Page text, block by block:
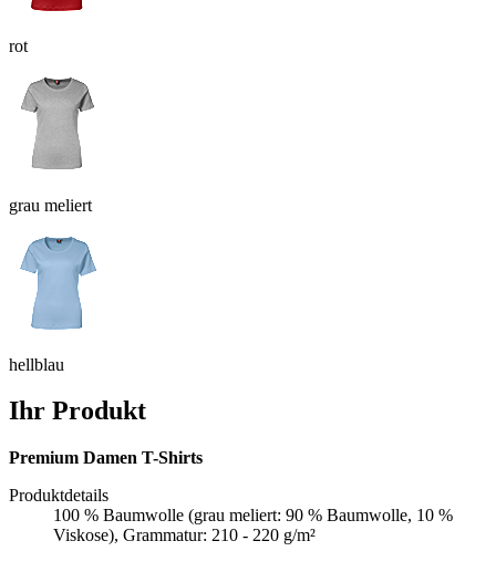
rot
grau meliert
hellblau
Ihr Produkt
Premium Damen T-Shirts
Produktdetails
100 % Baumwolle (grau meliert: 90 % Baumwolle, 10 %
Viskose), Grammatur: 210 - 220 g/m²